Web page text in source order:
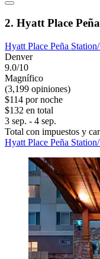
2. Hyatt Place
Hyatt Place Peña
Denver
9.0/10
Magnífico
(3,199 opiniones)
$114 por noche
$132 en total
3 sep. - 4 sep.
Total con impuestos y
Hyatt Place Peña